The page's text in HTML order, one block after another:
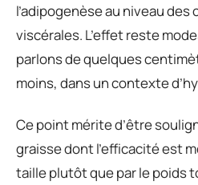
l’adipogenèse au niveau
viscérales. L’effet reste
parlons de quelques
moins, dans un contexte
Ce point mérite d’être
graisse dont l’efficacité est
taille plutôt que par le poids